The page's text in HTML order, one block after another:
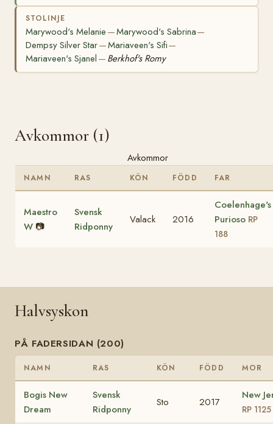
STOLINJE
Marywood's Melanie —Marywood's Sabrina—
Dempsy Silver Star—Mariaveen's Sifi—
Mariaveen's Sjanel — Berkhof's Romy
Avkommor (1)
Avkommor
NAMN RAS KÖN FÖDD FAR
Maestro
W 📷
Svensk
Ridponny
Valack 2016
Coelenhage's
Purioso RP
188
Halvsyskon
PÅ FADERSIDAN (200)
NAMN RAS KÖN FÖDD MOR
Bogis New
Dream
Svensk
Ridponny
Sto 2017
New
RP